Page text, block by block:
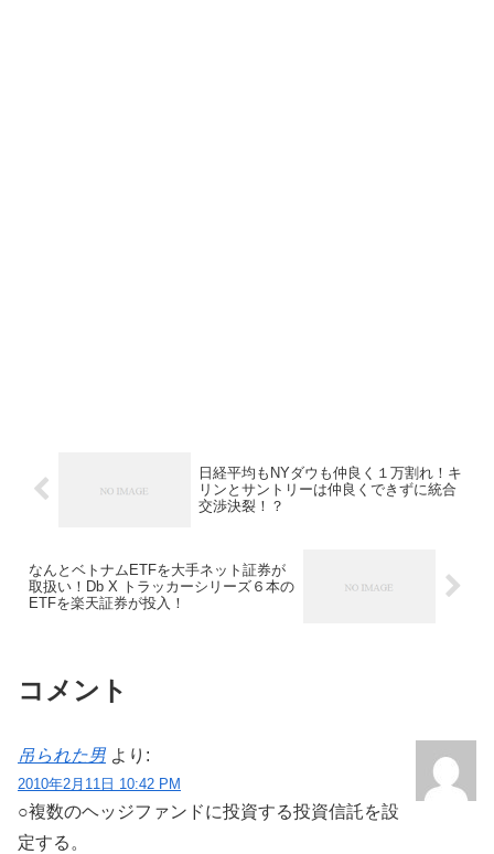
日経平均もNYダウも仲良く１万割れ！キ
リンとサントリーは仲良くできずに統合
交渉決裂！？
なんとベトナムETFを大手ネット証券が
取扱い！Db X トラッカーシリーズ６本の
ETFを楽天証券が投入！
コメント
吊られた男 より:
2010年2月11日 10:42 PM
○複数のヘッジファンドに投資する投資信託を設
定する。